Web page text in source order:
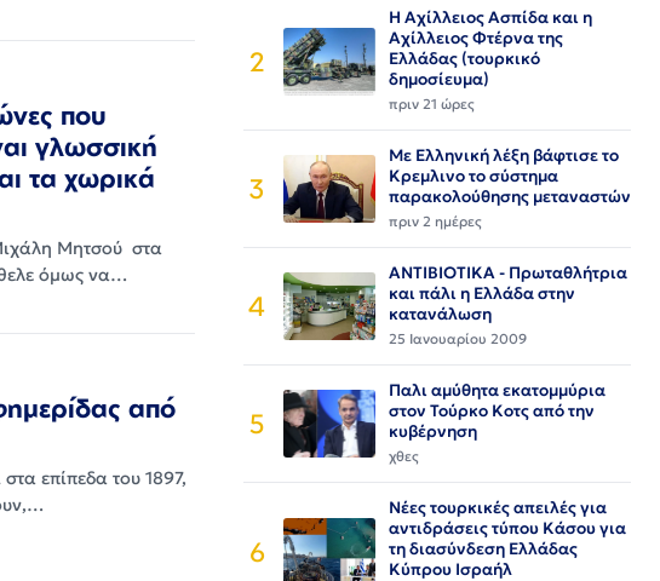
που
γλωσσική
τα χωρικά
Μητσού στα
όμως να…
από
επίπεδα του 1897,
2
Η Αχίλλειος Ασπίδα και η
Αχίλλειος Φτέρνα της
Ελλάδας (τουρκικό
δημοσίευμα)
πριν 21 ώρες
3
Με Ελληνική λέξη βάφτισε το
Κρεμλινο το σύστημα
παρακολούθησης μεταναστών
πριν 2 ημέρες
4
ΑΝΤΙΒΙΟΤΙΚΑ - Πρωταθλήτρια
και πάλι η Ελλάδα στην
κατανάλωση
25 Ιανουαρίου 2009
5
Παλι αμύθητα εκατομμύρια
στον Τούρκο Κοτς από την
κυβέρνηση
χθες
6
Νέες τουρκικές απειλές για
αντιδράσεις τύπου Κάσου για
τη διασύνδεση Ελλάδας
Κύπρου Ισραήλ